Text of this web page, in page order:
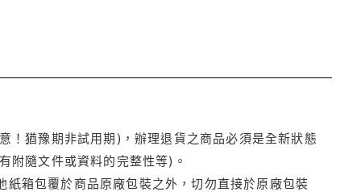
！猶豫期非試用期)，辦理退貨之商品必須是全新狀態
附隨文件或資料的完整性等)。
箱包覆於商品原廠包裝之外，切勿直接於原廠包裝